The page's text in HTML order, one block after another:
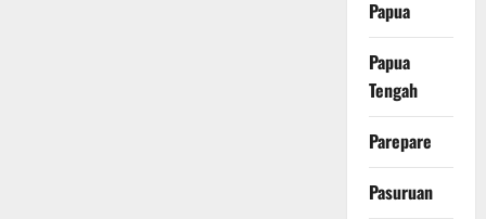
Papua
Papua
Tengah
Parepare
Pasuruan